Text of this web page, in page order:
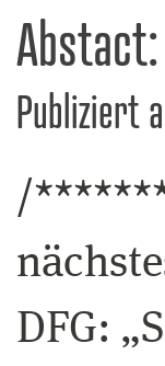
Publiziert
/
DFG: